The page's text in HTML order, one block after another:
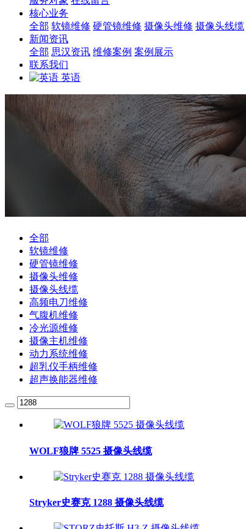
核心业务
全部 软镜维修 硬管镜维修 摄像头维修 摄像头线缆
新闻资讯
全部 思汉资讯 维修案例 案例展示
联系我们
英语
全部
软镜维修
硬管镜维修
摄像头维修
摄像头线缆
高频电刀维修
气腹机维修
冷光源维修
摄像主机维修
动力系统维修
超乳仪手柄维修
超声换能器维修
WOLF狼牌 5525 摄像头线缆
Stryker史赛克 1288 摄像头线缆